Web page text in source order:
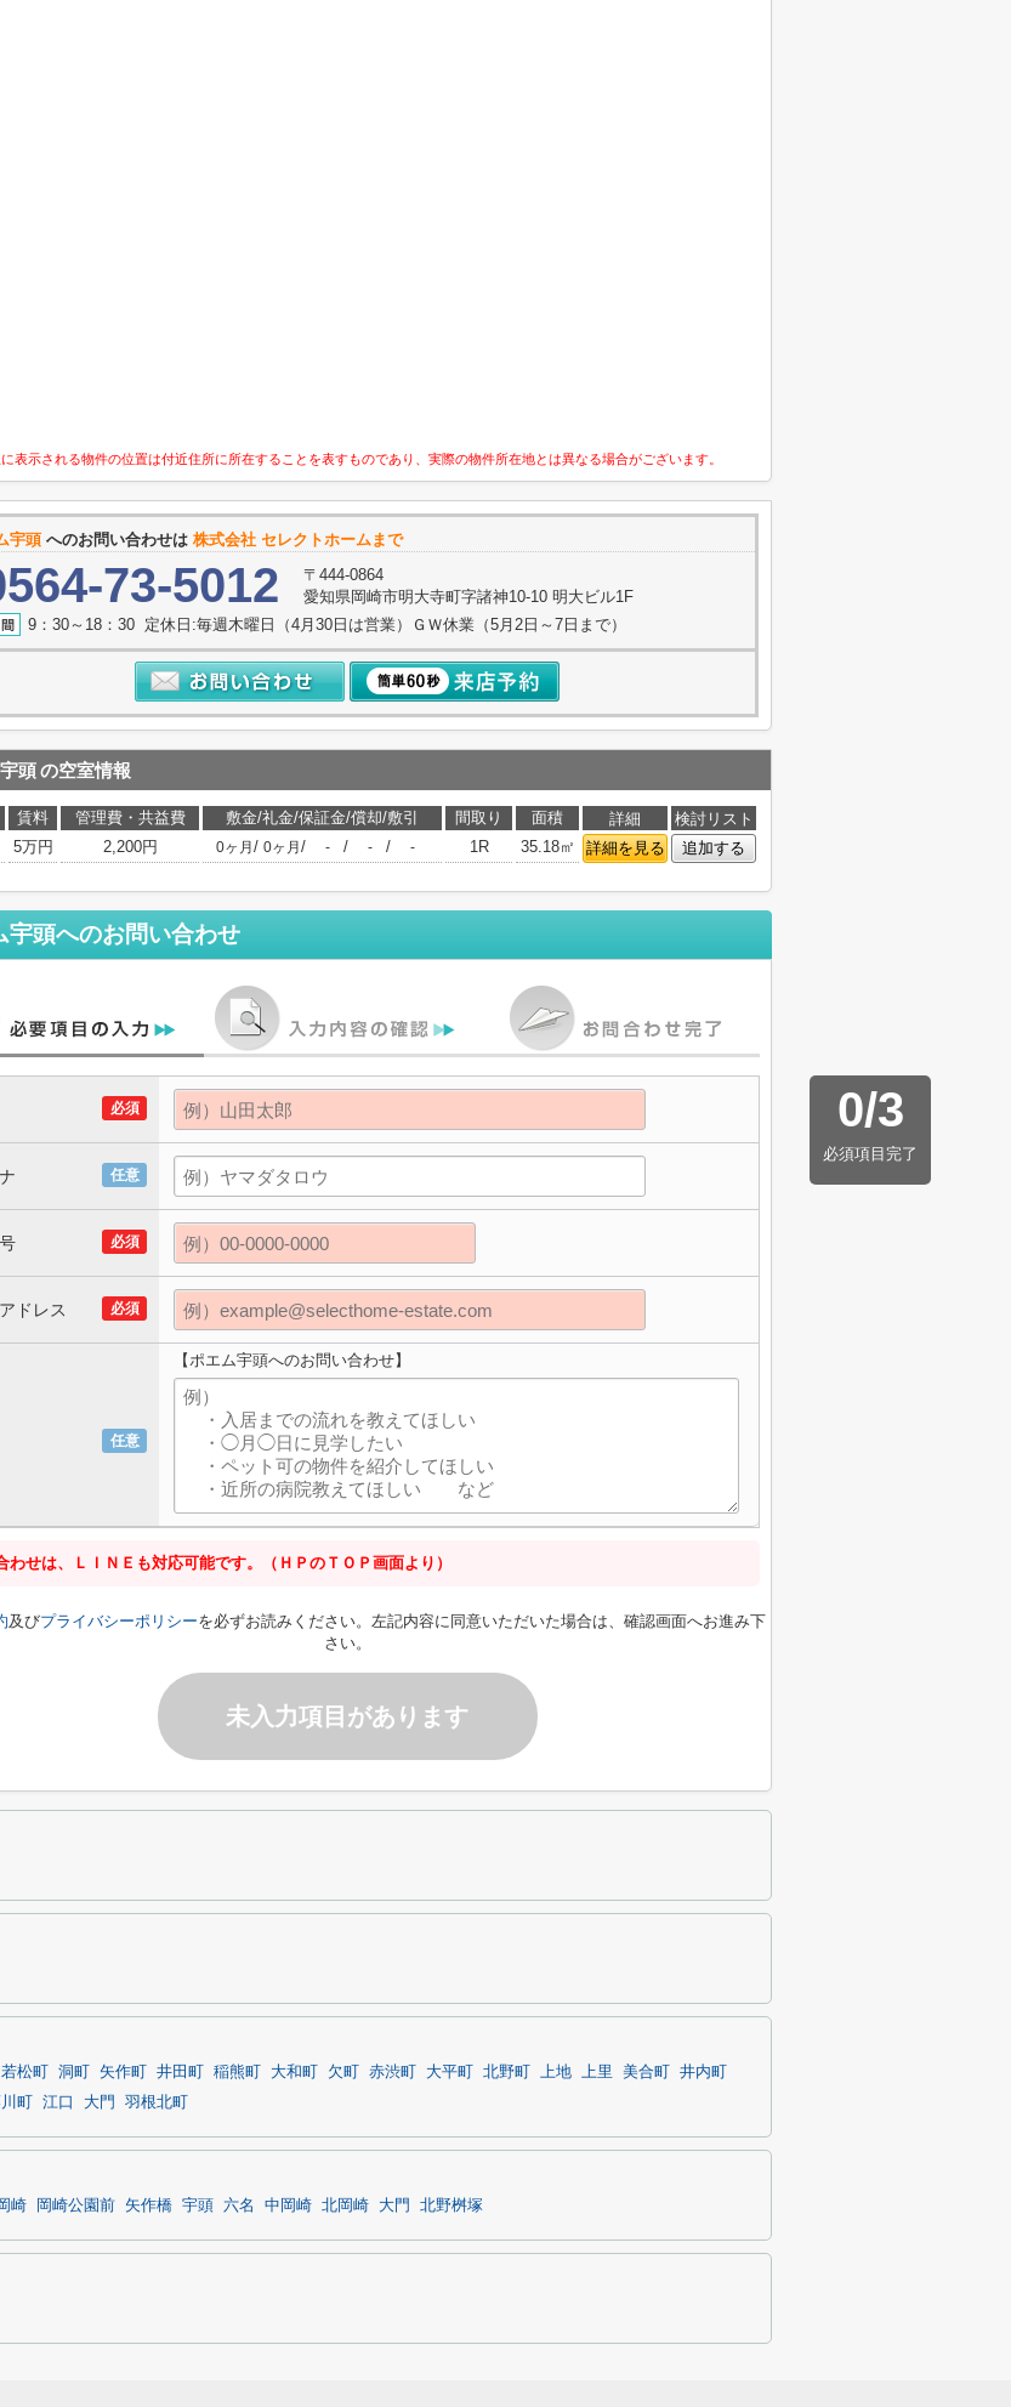
表示される物件の位置は付近住所に所在することを表すものであり、実際の物件所在地とは異なる場合がございます。
宇頭 へのお問い合わせは 株式会社 セレクトホームまで
73-5012
〒444-0864
愛知県岡崎市明大寺町字諸神10-10 明大ビル1F
9：30～18：30 定休日:毎週木曜日（4月30日は営業）ＧＷ休業（5月2日～7日まで）
頭の空室情報
賃料 管理費・共益費 敷金/礼金/保証金/償却/敷引 間取り 面積 詳細
検討リスト
5万円 2,200円 0ヶ月 / 0ヶ月 / - / - / - 1R 35.18㎡ 詳細を見る 追加する
宇頭へのお問い合わせ
0/3
必須項目完了
必須
任意
必須
必須
ドレス
任意
【ポエム宇頭へのお問い合わせ】
わせは、ＬＩＮＥも対応可能です。（ＨＰのＴＯＰ画面より）
及びプライバシーポリシーを必ずお読みください。左記内容に同意いただいた場合は、確認画面へお進み下
さい。
未入力項目があります
若松町 洞町 矢作町 井田町 稲熊町 大和町 欠町 赤渋町 大平町 北野町 上地 上里 美合町
井内町
町 江口 大門 羽根北町
崎 岡崎公園前 矢作橋 宇頭 六名 中岡崎 北岡崎 大門 北野桝塚